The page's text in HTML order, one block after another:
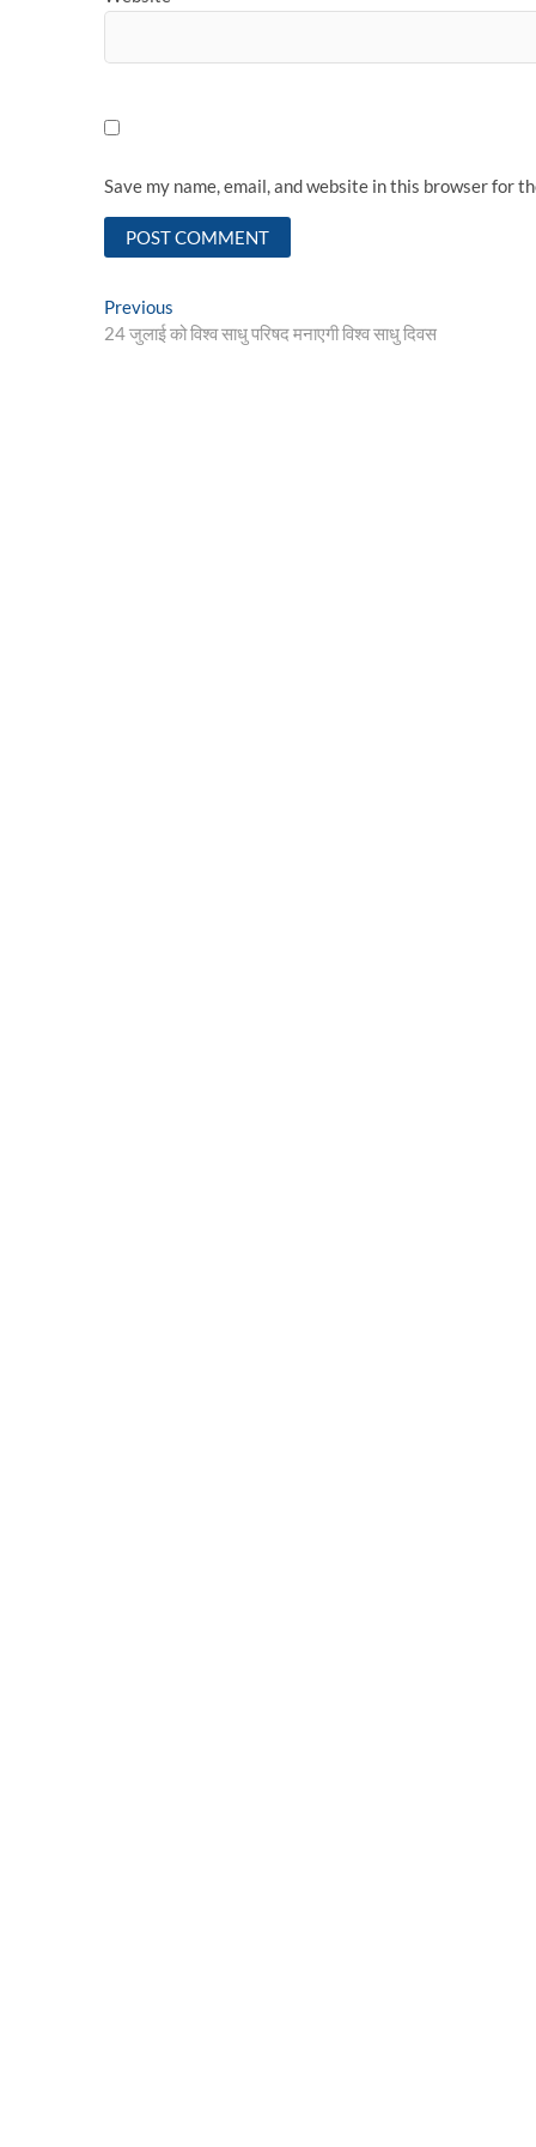
Save my name, email, and website in this browser for
Post
navigation
Previous
post:
24 जुलाई को विश्व साधु परिषद मनाएगी विश्व साधु दिवस